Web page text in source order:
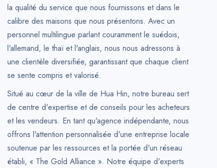
la qualité du service que nous fournissons et dans le
calibre des maisons que nous présentons. Avec un
personnel multilingue parlant couramment le suédois,
l'allemand, le thaï et l'anglais, nous nous adressons à
une clientèle diversifiée, garantissant que chaque client
se sente compris et valorisé.
Situé au cœur de la ville de Hua Hin, notre bureau sert
de centre d'expertise et de conseils pour les acheteurs
et les vendeurs. En tant qu'agence indépendante, nous
offrons l'attention personnalisée d'une entreprise locale
soutenue par les ressources et la portée d'un réseau
établi, « The Gold Alliance ». Notre équipe d'experts